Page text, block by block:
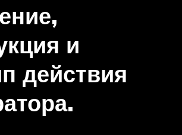
и
действия